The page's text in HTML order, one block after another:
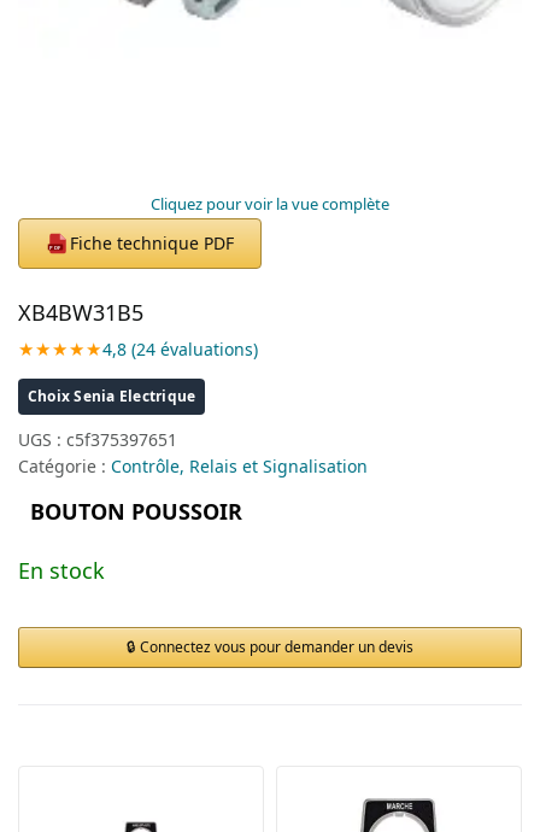
Cliquez pour voir la vue complète
PDF Fiche technique PDF
XB4BW31B5
★★★★★4,8 (24 évaluations)
Choix Senia Electrique
UGS : c5f375397651
Catégorie : Contrôle, Relais et Signalisation
BOUTON POUSSOIR
En stock
Connectez vous pour demander un devis